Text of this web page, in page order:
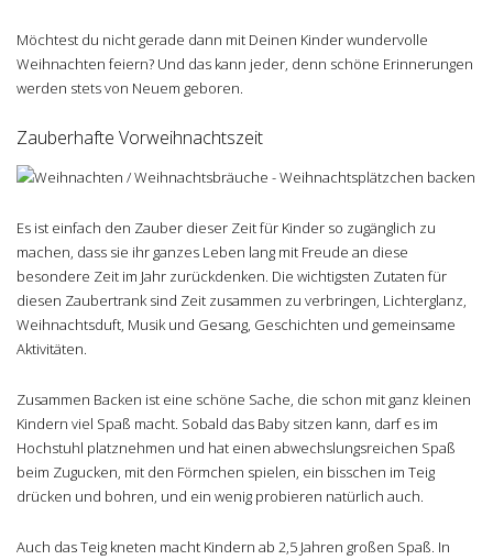
Möchtest du nicht gerade dann mit Deinen Kinder wundervolle
Weihnachten feiern? Und das kann jeder, denn schöne Erinnerungen
werden stets von Neuem geboren.
Zauberhafte Vorweihnachtszeit
Es ist einfach den Zauber dieser Zeit für Kinder so zugänglich zu
machen, dass sie ihr ganzes Leben lang mit Freude an diese
besondere Zeit im Jahr zurückdenken. Die wichtigsten Zutaten für
diesen Zaubertrank sind Zeit zusammen zu verbringen, Lichterglanz,
Weihnachtsduft, Musik und Gesang, Geschichten und gemeinsame
Aktivitäten.
Zusammen Backen ist eine schöne Sache, die schon mit ganz kleinen
Kindern viel Spaß macht. Sobald das Baby sitzen kann, darf es im
Hochstuhl platznehmen und hat einen abwechslungsreichen Spaß
beim Zugucken, mit den Förmchen spielen, ein bisschen im Teig
drücken und bohren, und ein wenig probieren natürlich auch.
Auch das Teig kneten macht Kindern ab 2,5 Jahren großen Spaß. In